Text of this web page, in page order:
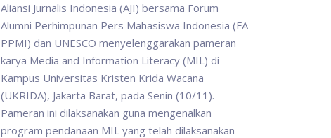
Aliansi Jurnalis Indonesia (AJI) bersama Forum
Alumni Perhimpunan Pers Mahasiswa Indonesia (FA
PPMI) dan UNESCO menyelenggarakan pameran
karya Media and Information Literacy (MIL) di
Kampus Universitas Kristen Krida Wacana
(UKRIDA), Jakarta Barat, pada Senin (10/11).
Pameran ini dilaksanakan guna mengenalkan
program pendanaan MIL yang telah dilaksanakan